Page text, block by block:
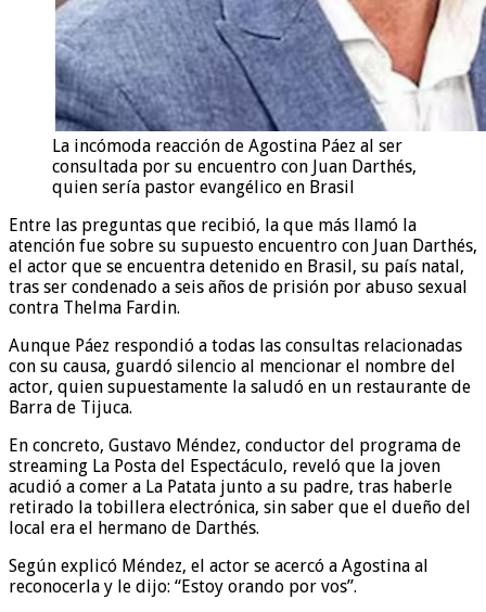
La incómoda reacción de Agostina Páez al ser
consultada por su encuentro con Juan Darthés,
quien sería pastor evangélico en Brasil
Entre las preguntas que recibió, la que más llamó la
atención fue sobre su supuesto encuentro con Juan Darthés,
el actor que se encuentra detenido en Brasil, su país natal,
tras ser condenado a seis años de prisión por abuso sexual
contra Thelma Fardin.
Aunque Páez respondió a todas las consultas relacionadas
con su causa, guardó silencio al mencionar el nombre del
actor, quien supuestamente la saludó en un restaurante de
Barra de Tijuca.
En concreto, Gustavo Méndez, conductor del programa de
streaming La Posta del Espectáculo, reveló que la joven
acudió a comer a La Patata junto a su padre, tras haberle
retirado la tobillera electrónica, sin saber que el dueño del
local era el hermano de Darthés.
Según explicó Méndez, el actor se acercó a Agostina al
reconocerla y le dijo: “Estoy orando por vos”.